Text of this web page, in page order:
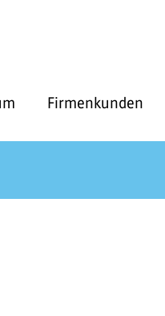
Firmenkunden